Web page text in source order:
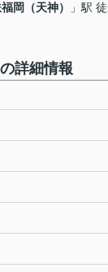
岡（天神）
」駅
詳細情報